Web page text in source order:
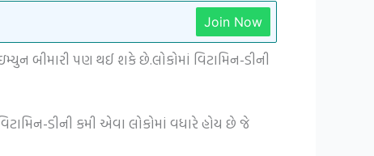
Join Now
બીમારી પણ થઈ શકે છે.લોકોમાં વિટામિન-ડીની
ડીની કમી એવા લોકોમાં વધારે હોય છે જે